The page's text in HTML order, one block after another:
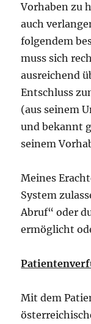
Vorhaben zu
auch
folgendem
muss sich
ausreichend
Entschluss
(aus seinem
und bekannt
seinem
Meines
System
Abruf“ oder
ermöglicht
Mit dem